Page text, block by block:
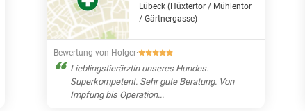
Lübeck (Hüxtertor / Mühlentor
/ Gärtnergasse)
Bewertung von Holger·
Lieblingstierärztin unseres Hundes.
Superkompetent. Sehr gute Beratung. Von
Impfung bis Operation...